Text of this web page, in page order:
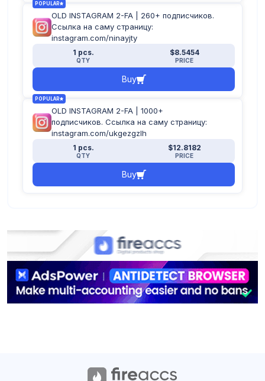
POPULAR
OLD INSTAGRAM 2-FA | 260+ подписчиков.
Ссылка на саму страницу:
instagram.com/ninayjty
1 pcs.
QTY
$8.5454
PRICE
Buy
POPULAR
OLD INSTAGRAM 2-FA | 1000+
подписчиков. Ссылка на саму страницу:
instagram.com/ukgezgzlh
1 pcs.
QTY
$12.8182
PRICE
Buy